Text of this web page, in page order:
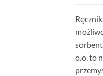
o.o. to